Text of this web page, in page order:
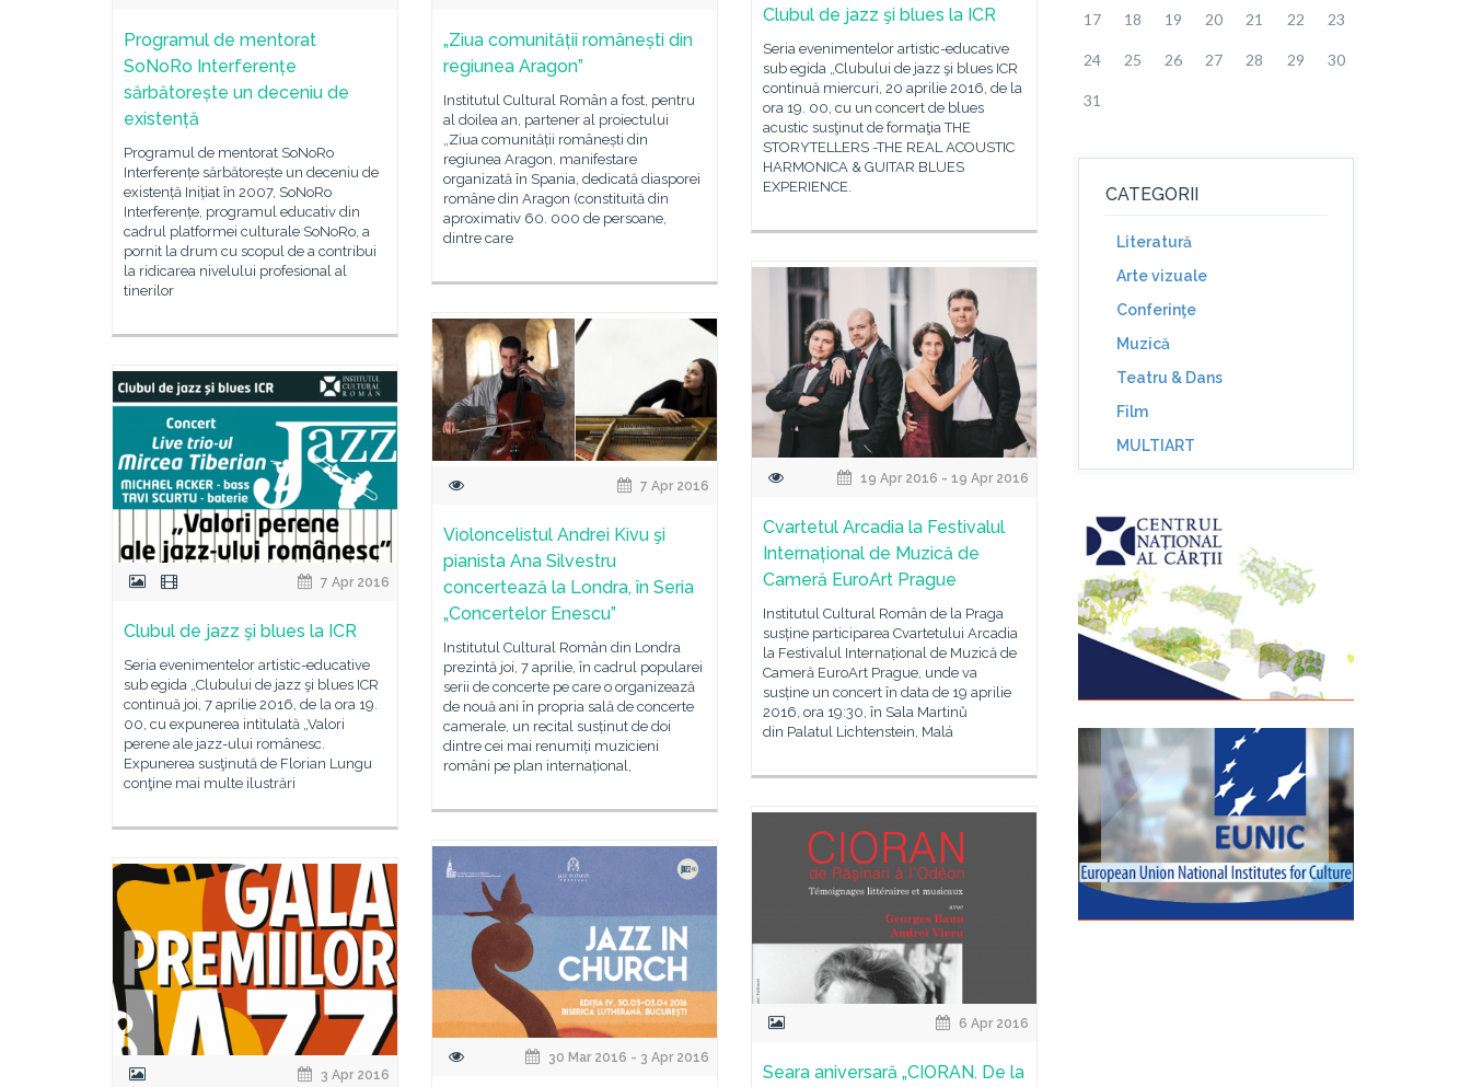
Programul de mentorat
SoNoRo Interferențe
sărbătorește un deceniu de
existență
Programul de mentorat SoNoRo
Interferențe sărbătorește un deceniu de
existență Inițiat în 2007, SoNoRo
Interferențe, programul educativ din
cadrul platformei culturale SoNoRo, a
pornit la drum cu scopul de a contribui
la ridicarea nivelului profesional al
tinerilor
„Ziua comunității românești din
regiunea Aragon”
Institutul Cultural Român a fost, pentru
al doilea an, partener al proiectului
„Ziua comunității românești din
regiunea Aragon, manifestare
organizată în Spania, dedicată diasporei
române din Aragon (constituită din
aproximativ 60. 000 de persoane,
dintre care
Clubul de jazz şi blues la ICR
Seria evenimentelor artistic-educative
sub egida „Clubului de jazz şi blues ICR
continuă miercuri, 20 aprilie 2016, de la
ora 19. 00, cu un concert de blues
acustic susţinut de formaţia THE
STORYTELLERS -THE REAL ACOUSTIC
HARMONICA & GUITAR BLUES
EXPERIENCE.
19 Apr 2016 - 19 Apr 2016
Cvartetul Arcadia la Festivalul
Internațional de Muzică de
Cameră EuroArt Prague
Institutul Cultural Român de la Praga
susține participarea Cvartetului Arcadia
la Festivalul Internațional de Muzică de
Cameră EuroArt Prague, unde va
susține un concert în data de 19 aprilie
2016, ora 19:30, în Sala Martinů
din Palatul Lichtenstein, Malá
7 Apr 2016
Violoncelistul Andrei Kivu şi
pianista Ana Silvestru
concertează la Londra, în Seria
„Concertelor Enescu”
Institutul Cultural Român din Londra
prezintă joi, 7 aprilie, în cadrul popularei
serii de concerte pe care o organizează
de nouă ani în propria sală de concerte
camerale, un recital susținut de doi
dintre cei mai renumiți muzicieni
români pe plan internațional,
7 Apr 2016
Clubul de jazz şi blues la ICR
Seria evenimentelor artistic-educative
sub egida „Clubului de jazz şi blues ICR
continuă joi, 7 aprilie 2016, de la ora 19.
00, cu expunerea intitulată „Valori
perene ale jazz-ului românesc.
Expunerea susţinută de Florian Lungu
conţine mai multe ilustrări
6 Apr 2016
Seara aniversară „CIORAN. De la
30 Mar 2016 - 3 Apr 2016
3 Apr 2016
17 18 19 20 21 22 23
24 25 26 27 28 29 30
31
CATEGORII
Literatură
Arte vizuale
Conferinţe
Muzică
Teatru & Dans
Film
MULTIART